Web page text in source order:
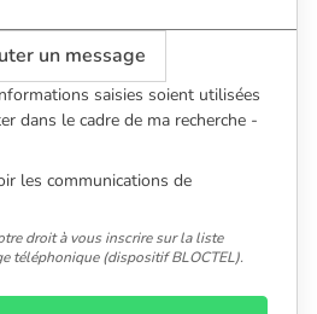
un message
saisies soient utilisées
dans le cadre de ma recherche -
les communications de
droit à vous inscrire sur la liste
téléphonique (dispositif BLOCTEL).